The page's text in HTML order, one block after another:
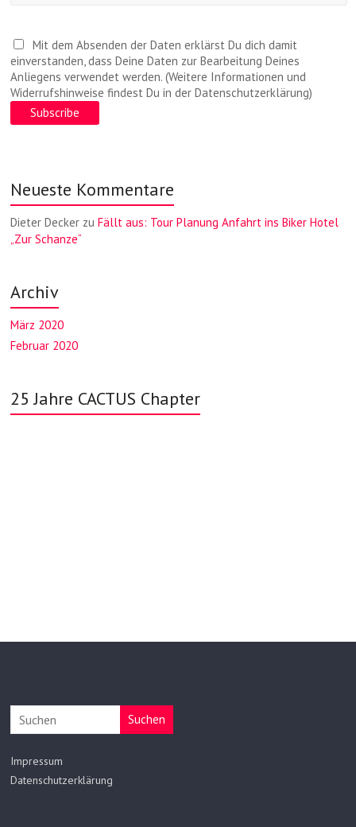
Mit dem Absenden der Daten erklärst Du dich damit
einverstanden, dass Deine Daten zur Bearbeitung Deines
Anliegens verwendet werden. (Weitere Informationen und
Widerrufshinweise findest Du in der Datenschutzerklärung)
Neueste Kommentare
Dieter Decker zuFällt aus: Tour Planung Anfahrt ins Biker Hotel
„Zur Schanze“
Archiv
März 2020
Februar 2020
25 Jahre CACTUS Chapter
Suchen
Impressum
Datenschutzerklärung